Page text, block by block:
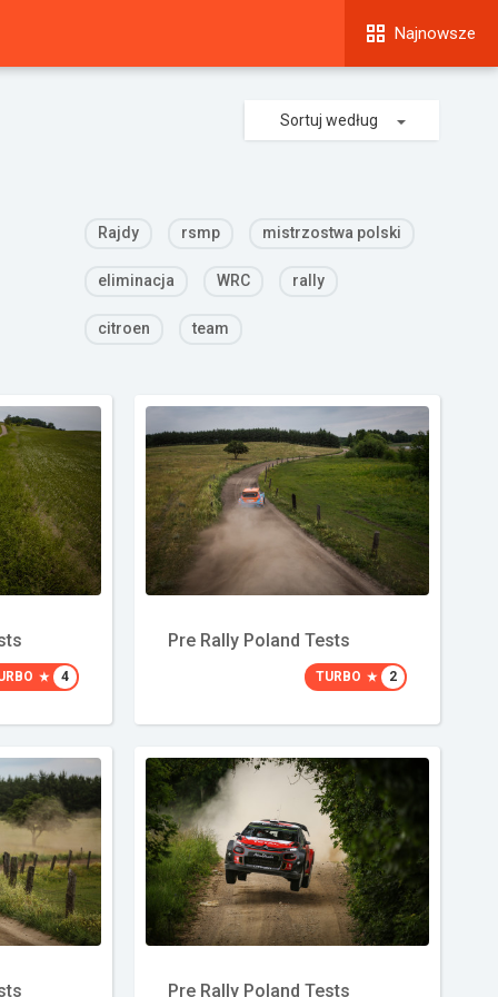
Najnowsze
Sortuj według
Rajdy rsmp mistrzostwa polski
eliminacja WRC rally
citroen team
Pre Rally Poland Tests
TURBO 2
Pre Rally Poland Tests
4